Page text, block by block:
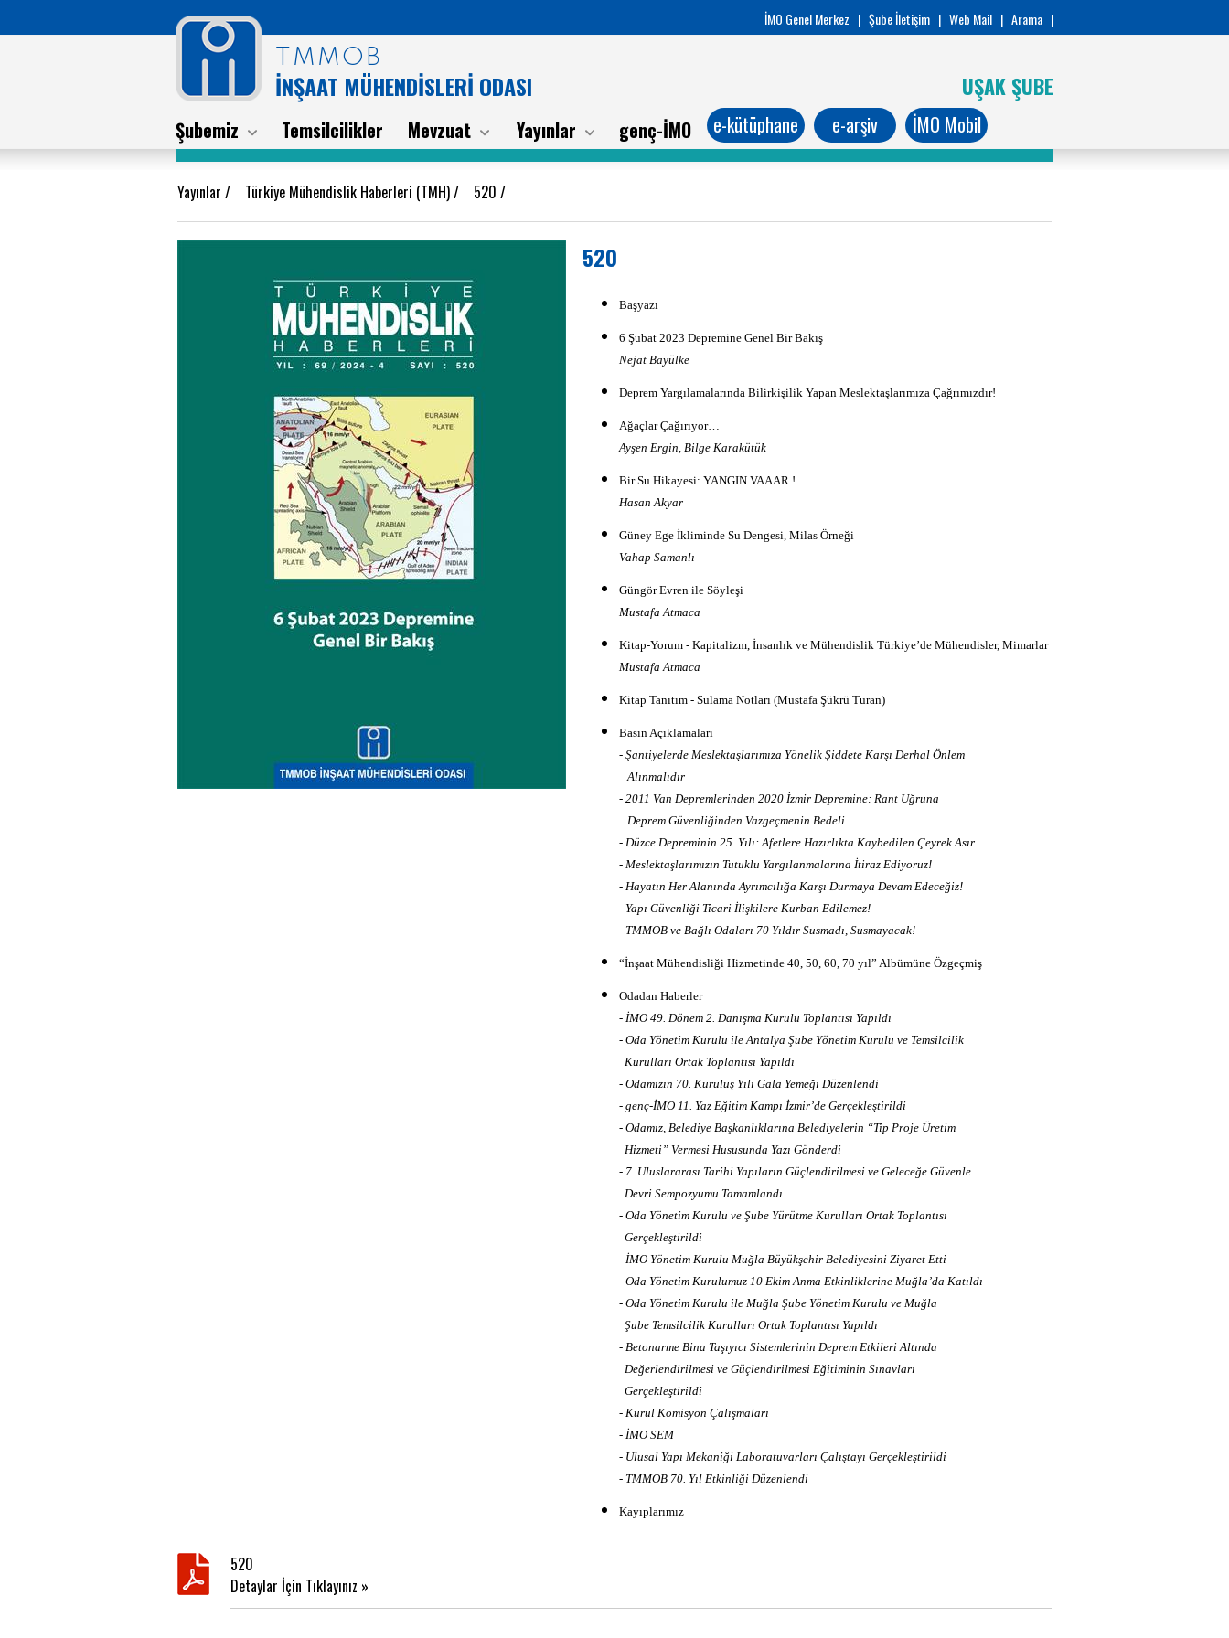
İMO Genel Merkez | Şube İletişim | Web Mail | Arama |
TMMOB
İNŞAAT MÜHENDİSLERİ ODASI UŞAK ŞUBE
Şubemiz Temsilcilikler Mevzuat Yayınlar genç-İMO e-kütüphane e-arşiv İMO Mobil
Yayınlar / Türkiye Mühendislik Haberleri (TMH)/ 520 /
520
Başyazı
6 Şubat 2023 Depremine Genel Bir Bakış
Nejat Bayülke
Deprem Yargılamalarında Bilirkişilik Yapan Meslektaşlarımıza Çağrımızdır!
Ağaçlar Çağırıyor…
Ayşen Ergin, Bilge Karakütük
Bir Su Hikayesi: YANGIN VAAAR !
Hasan Akyar
Güney Ege İkliminde Su Dengesi, Milas Örneği
Vahap Samanlı
Güngör Evren ile Söyleşi
Mustafa Atmaca
Kitap-Yorum - Kapitalizm, İnsanlık ve Mühendislik Türkiye’de Mühendisler, Mimarlar
Mustafa Atmaca
Kitap Tanıtım - Sulama Notları (Mustafa Şükrü Turan)
Basın Açıklamaları
- Şantiyelerde Meslektaşlarımıza Yönelik Şiddete Karşı Derhal Önlem
Alınmalıdır
- 2011 Van Depremlerinden 2020 İzmir Depremine: Rant Uğruna
Deprem Güvenliğinden Vazgeçmenin Bedeli
- Düzce Depreminin 25. Yılı: Afetlere Hazırlıkta Kaybedilen Çeyrek Asır
- Meslektaşlarımızın Tutuklu Yargılanmalarına İtiraz Ediyoruz!
- Hayatın Her Alanında Ayrımcılığa Karşı Durmaya Devam Edeceğiz!
- Yapı Güvenliği Ticari İlişkilere Kurban Edilemez!
- TMMOB ve Bağlı Odaları 70 Yıldır Susmadı, Susmayacak!
“İnşaat Mühendisliği Hizmetinde 40, 50, 60, 70 yıl” Albümüne Özgeçmiş
Odadan Haberler
- İMO 49. Dönem 2. Danışma Kurulu Toplantısı Yapıldı
- Oda Yönetim Kurulu ile Antalya Şube Yönetim Kurulu ve Temsilcilik
Kurulları Ortak Toplantısı Yapıldı
- Odamızın 70. Kuruluş Yılı Gala Yemeği Düzenlendi
- genç-İMO 11. Yaz Eğitim Kampı İzmir’de Gerçekleştirildi
- Odamız, Belediye Başkanlıklarına Belediyelerin “Tip Proje Üretim
Hizmeti” Vermesi Hususunda Yazı Gönderdi
- 7. Uluslararası Tarihi Yapıların Güçlendirilmesi ve Geleceğe Güvenle
Devri Sempozyumu Tamamlandı
- Oda Yönetim Kurulu ve Şube Yürütme Kurulları Ortak Toplantısı
Gerçekleştirildi
- İMO Yönetim Kurulu Muğla Büyükşehir Belediyesini Ziyaret Etti
- Oda Yönetim Kurulumuz 10 Ekim Anma Etkinliklerine Muğla’da Katıldı
- Oda Yönetim Kurulu ile Muğla Şube Yönetim Kurulu ve Muğla
Şube Temsilcilik Kurulları Ortak Toplantısı Yapıldı
- Betonarme Bina Taşıyıcı Sistemlerinin Deprem Etkileri Altında
Değerlendirilmesi ve Güçlendirilmesi Eğitiminin Sınavları
Gerçekleştirildi
- Kurul Komisyon Çalışmaları
- İMO SEM
- Ulusal Yapı Mekaniği Laboratuvarları Çalıştayı Gerçekleştirildi
- TMMOB 70. Yıl Etkinliği Düzenlendi
Kayıplarımız
520
Detaylar İçin Tıklayınız »